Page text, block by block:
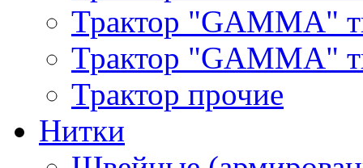
Трактор "GAMMA"
Трактор "GAMMA"
Трактор прочие
Нитки